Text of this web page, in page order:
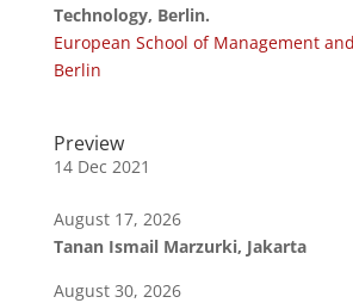
Technology, Berlin.
European School of Management
Berlin
Preview
14 Dec 2021
August 17, 2026
Tanan Ismail Marzurki, Jakarta
August 30, 2026